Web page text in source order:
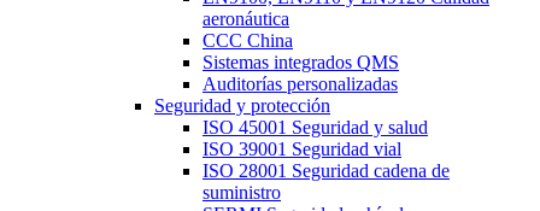
aeronáutica
CCC China
Sistemas integrados QMS
Auditorías personalizadas
Seguridad y protección
ISO 45001 Seguridad y salud
ISO 39001 Seguridad vial
ISO 28001 Seguridad cadena de
suministro